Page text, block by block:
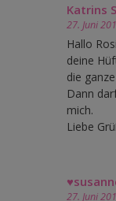
Katrins
27. Juni
Hallo
deine
die
Dann
mich.
Liebe
27. Juni